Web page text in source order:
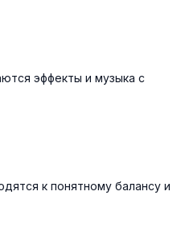
эффекты и музыка с
к понятному балансу и